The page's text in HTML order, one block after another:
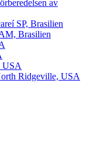
av
SP, Brasilien
Brasilien
USA
Ridgeville, USA